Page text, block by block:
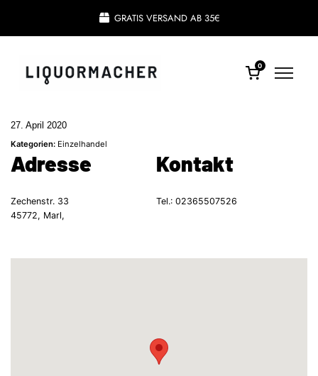
GRATIS VERSAND AB 35€
0
27. April 2020
Kategorien: Einzelhandel
Adresse
Zechenstr. 33
45772, Marl,
Kontakt
Tel.: 02365507526